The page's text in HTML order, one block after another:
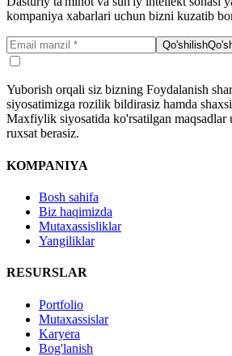
kompaniya xabarlari uchun bizni kuzatib
Qo'shilish
Yuborish orqali siz bizning Foydalanish
siyosatimizga rozilik bildirasiz hamda
Maxfiylik siyosatida ko'rsatilgan maqsadlar
ruxsat berasiz.
KOMPANIYA
Bosh sahifa
Biz haqimizda
Mutaxassisliklar
Yangiliklar
RESURSLAR
Portfolio
Mutaxassislar
Karyera
Bog'lanish